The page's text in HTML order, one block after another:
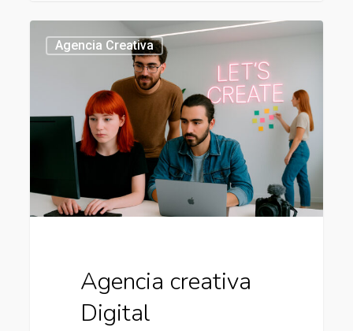
creativa
Agencia Creativa
Agencia creativa
Digital